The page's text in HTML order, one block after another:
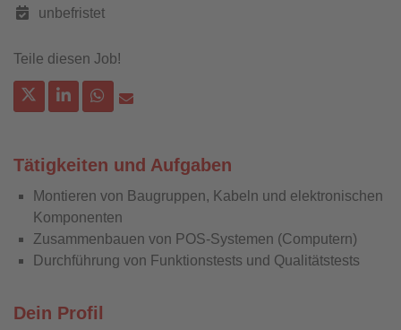
unbefristet
Teile diesen Job!
Tätigkeiten und Aufgaben
Montieren von Baugruppen, Kabeln und elektronischen
Komponenten
Zusammenbauen von POS-Systemen (Computern)
Durchführung von Funktionstests und Qualitätstests
Dein Profil